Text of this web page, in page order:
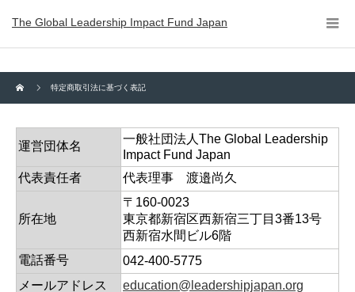
The Global Leadership Impact Fund Japan
特定商取引法に基づく表記
運営団体名
一般社団法人The Global Leadership
Impact Fund Japan
代表責任者
代表理事 渡邉尚久
所在地
〒160-0023
東京都新宿区西新宿三丁目3番13号
西新宿水間ビル6階
電話番号
042-400-5775
メールアドレス
education@leadershipjapan.org